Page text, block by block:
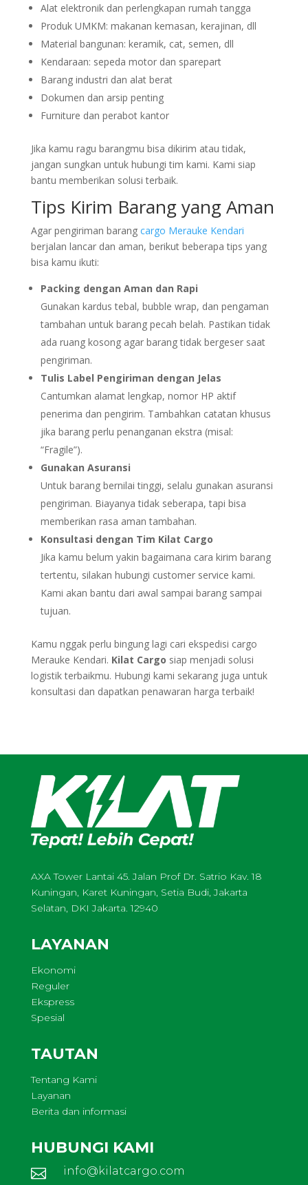
Alat elektronik dan perlengkapan rumah tangga
Produk UMKM: makanan kemasan, kerajinan, dll
Material bangunan: keramik, cat, semen, dll
Kendaraan: sepeda motor dan sparepart
Barang industri dan alat berat
Dokumen dan arsip penting
Furniture dan perabot kantor
Jika kamu ragu barangmu bisa dikirim atau tidak,
jangan sungkan untuk hubungi tim kami. Kami siap
bantu memberikan solusi terbaik.
Tips Kirim Barang yang Aman
Agar pengiriman barang cargo Merauke Kendari
berjalan lancar dan aman, berikut beberapa tips yang
bisa kamu ikuti:
Packing dengan Aman dan Rapi
Gunakan kardus tebal, bubble wrap, dan pengaman
tambahan untuk barang pecah belah. Pastikan tidak
ada ruang kosong agar barang tidak bergeser saat
pengiriman.
Tulis Label Pengiriman dengan Jelas
Cantumkan alamat lengkap, nomor HP aktif
penerima dan pengirim. Tambahkan catatan khusus
jika barang perlu penanganan ekstra (misal:
“Fragile”).
Gunakan Asuransi
Untuk barang bernilai tinggi, selalu gunakan asuransi
pengiriman. Biayanya tidak seberapa, tapi bisa
memberikan rasa aman tambahan.
Konsultasi dengan Tim Kilat Cargo
Jika kamu belum yakin bagaimana cara kirim barang
tertentu, silakan hubungi customer service kami.
Kami akan bantu dari awal sampai barang sampai
tujuan.
Kamu nggak perlu bingung lagi cari ekspedisi cargo
Merauke Kendari. Kilat Cargo siap menjadi solusi
logistik terbaikmu. Hubungi kami sekarang juga untuk
konsultasi dan dapatkan penawaran harga terbaik!
AXA Tower Lantai 45. Jalan Prof Dr. Satrio Kav. 18
Kuningan, Karet Kuningan, Setia Budi, Jakarta
Selatan, DKI Jakarta. 12940
LAYANAN
Ekonomi
Reguler
Ekspress
Spesial
TAUTAN
Tentang Kami
Layanan
Berita dan informasi
HUBUNGI KAMI
 info@kilatcargo.com